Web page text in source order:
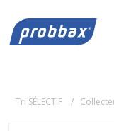
Tri SÉLECTIF